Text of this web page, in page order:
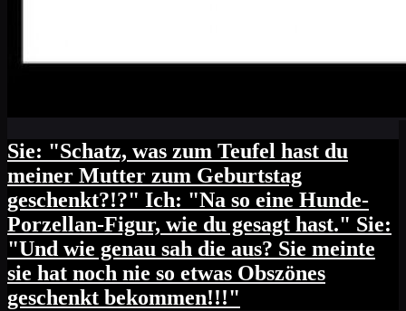
Sie: "Schatz, was zum Teufel hast du
meiner Mutter zum Geburtstag
geschenkt?!?" Ich: "Na so eine Hunde-
Porzellan-Figur, wie du gesagt hast." Sie:
"Und wie genau sah die aus? Sie meinte
sie hat noch nie so etwas Obszönes
geschenkt bekommen!!!"